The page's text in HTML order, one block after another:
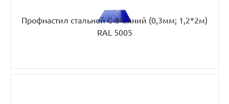
Профнастил стальной С-8 Синий (0,3мм; 1,2*2м)
RAL 5005